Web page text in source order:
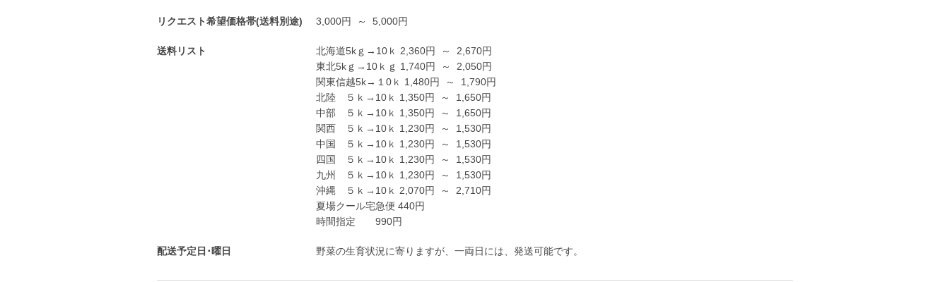
リクエスト希望価格帯(送料別途) 3,000円 ～ 5,000円
送料リスト 北海道5kｇ→10ｋ 2,360円 ～ 2,670円
東北5kｇ→10ｋｇ 1,740円 ～ 2,050円
関東信越5k→１0ｋ 1,480円 ～ 1,790円
北陸 ５ｋ→10ｋ 1,350円 ～ 1,650円
中部 ５ｋ→10ｋ 1,350円 ～ 1,650円
関西 ５ｋ→10ｋ 1,230円 ～ 1,530円
中国 ５ｋ→10ｋ 1,230円 ～ 1,530円
四国 ５ｋ→10ｋ 1,230円 ～ 1,530円
九州 ５ｋ→10ｋ 1,230円 ～ 1,530円
沖縄 ５ｋ→10ｋ 2,070円 ～ 2,710円
夏場クール宅急便 440円
時間指定
990円
配送予定日･曜日 野菜の生育状況に寄りますが、一両日には、発送可能です。